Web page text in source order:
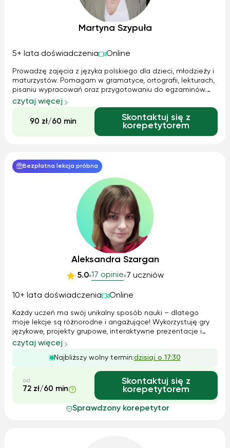
Martyna Szypuła
5+ lata doświadczenia Online
Prowadzę zajęcia z języka polskiego dla dzieci, młodzieży i
maturzystów. Pomagam w gramatyce, ortografii, lekturach,
pisaniu wypracowań oraz przygotowaniu do egzaminów.
Tłumaczę jasno i spokojnie, a podczas zajęć dbam o
swobodną atmosferę i rozwijanie samodzielnego myślenia.
czytaj więcej
90 zł/60 min
Skontaktuj się z
korepetytorem
Bezpłatna lekcja próbna
Aleksandra Szargan
5.0 17 opinie 7 uczniów
10+ lata doświadczenia Online
Każdy uczeń ma swój unikalny sposób nauki – dlatego
moje lekcje są różnorodne i angażujące! Wykorzystuję gry
językowe, projekty grupowe, interaktywne prezentacje i
nowoczesne technologie, aby uczniowie aktywnie
uczestniczyli w zajęciach. Specjalizuję się w nauczaniu
dzieci i młodzieży, pomagając im ...
czytaj więcej
Najbliższy wolny termin:dzisiaj o 17:30
od
72 zł/60 min
Skontaktuj się z
korepetytorem
Sprawdzony korepetytor